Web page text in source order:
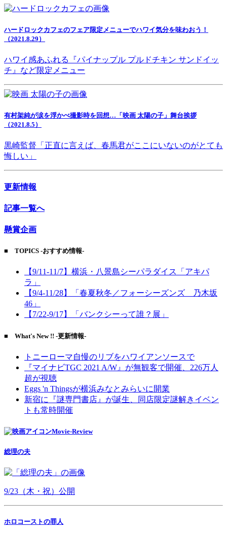
ハードロックカフェのフェア限定メニューでハワイ気分を味わおう！
（2021.8.29）
ハワイ感あふれる『パイナップル プルドチキン サンドイッ
チ』など限定メニュー
有村架純が涙を浮かべ撮影時を回想…「映画 太陽の子」舞台挨拶
（2021.8.5）
黒崎監督「正直に言えば、春馬君がここにいないのがとても
悔しい」
更新情報
記事一覧へ
懸賞企画
■ TOPICS -おすすめ情報-
【9/11-11/7】横浜・八景島シーパラダイス「アキパ
ラ」
【9/4-11/28】「春夏秋冬／フォーシーズンズ 乃木坂
46」
【7/22-9/17】「バンクシーって誰？展」
■ What's New !! -更新情報-
トニーローマ自慢のリブをハワイアンソースで
『マイナビTGC 2021 A/W』が無観客で開催、226万人
超が視聴
Eggs 'n Thingsが横浜みなとみらいに開業
新宿に『謎専門書店』が誕生、同店限定謎解きイベン
トも常時開催
Movie-Review
総理の夫
9/23（木・祝）公開
ホロコーストの罪人